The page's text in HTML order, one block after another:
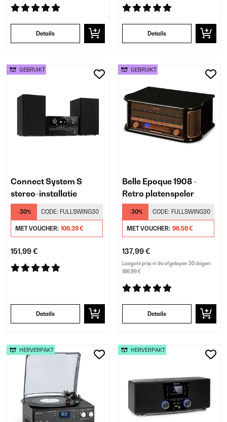
Details Details
Connect System S
stereo-installatie
-30% CODE: FULLSWING30
MET VOUCHER: 106,39 €
151,99 €
Details
GEBRUIKT
Belle Epoque 1908 -
Retro platenspeler
-30% CODE: FULLSWING30
MET VOUCHER: 96,59 €
137,99 €
Laagste prijs in de afgelopen 30 dagen:
166,99 €
Details
GEBRUIKT
HERVERPAKT HERVERPAKT